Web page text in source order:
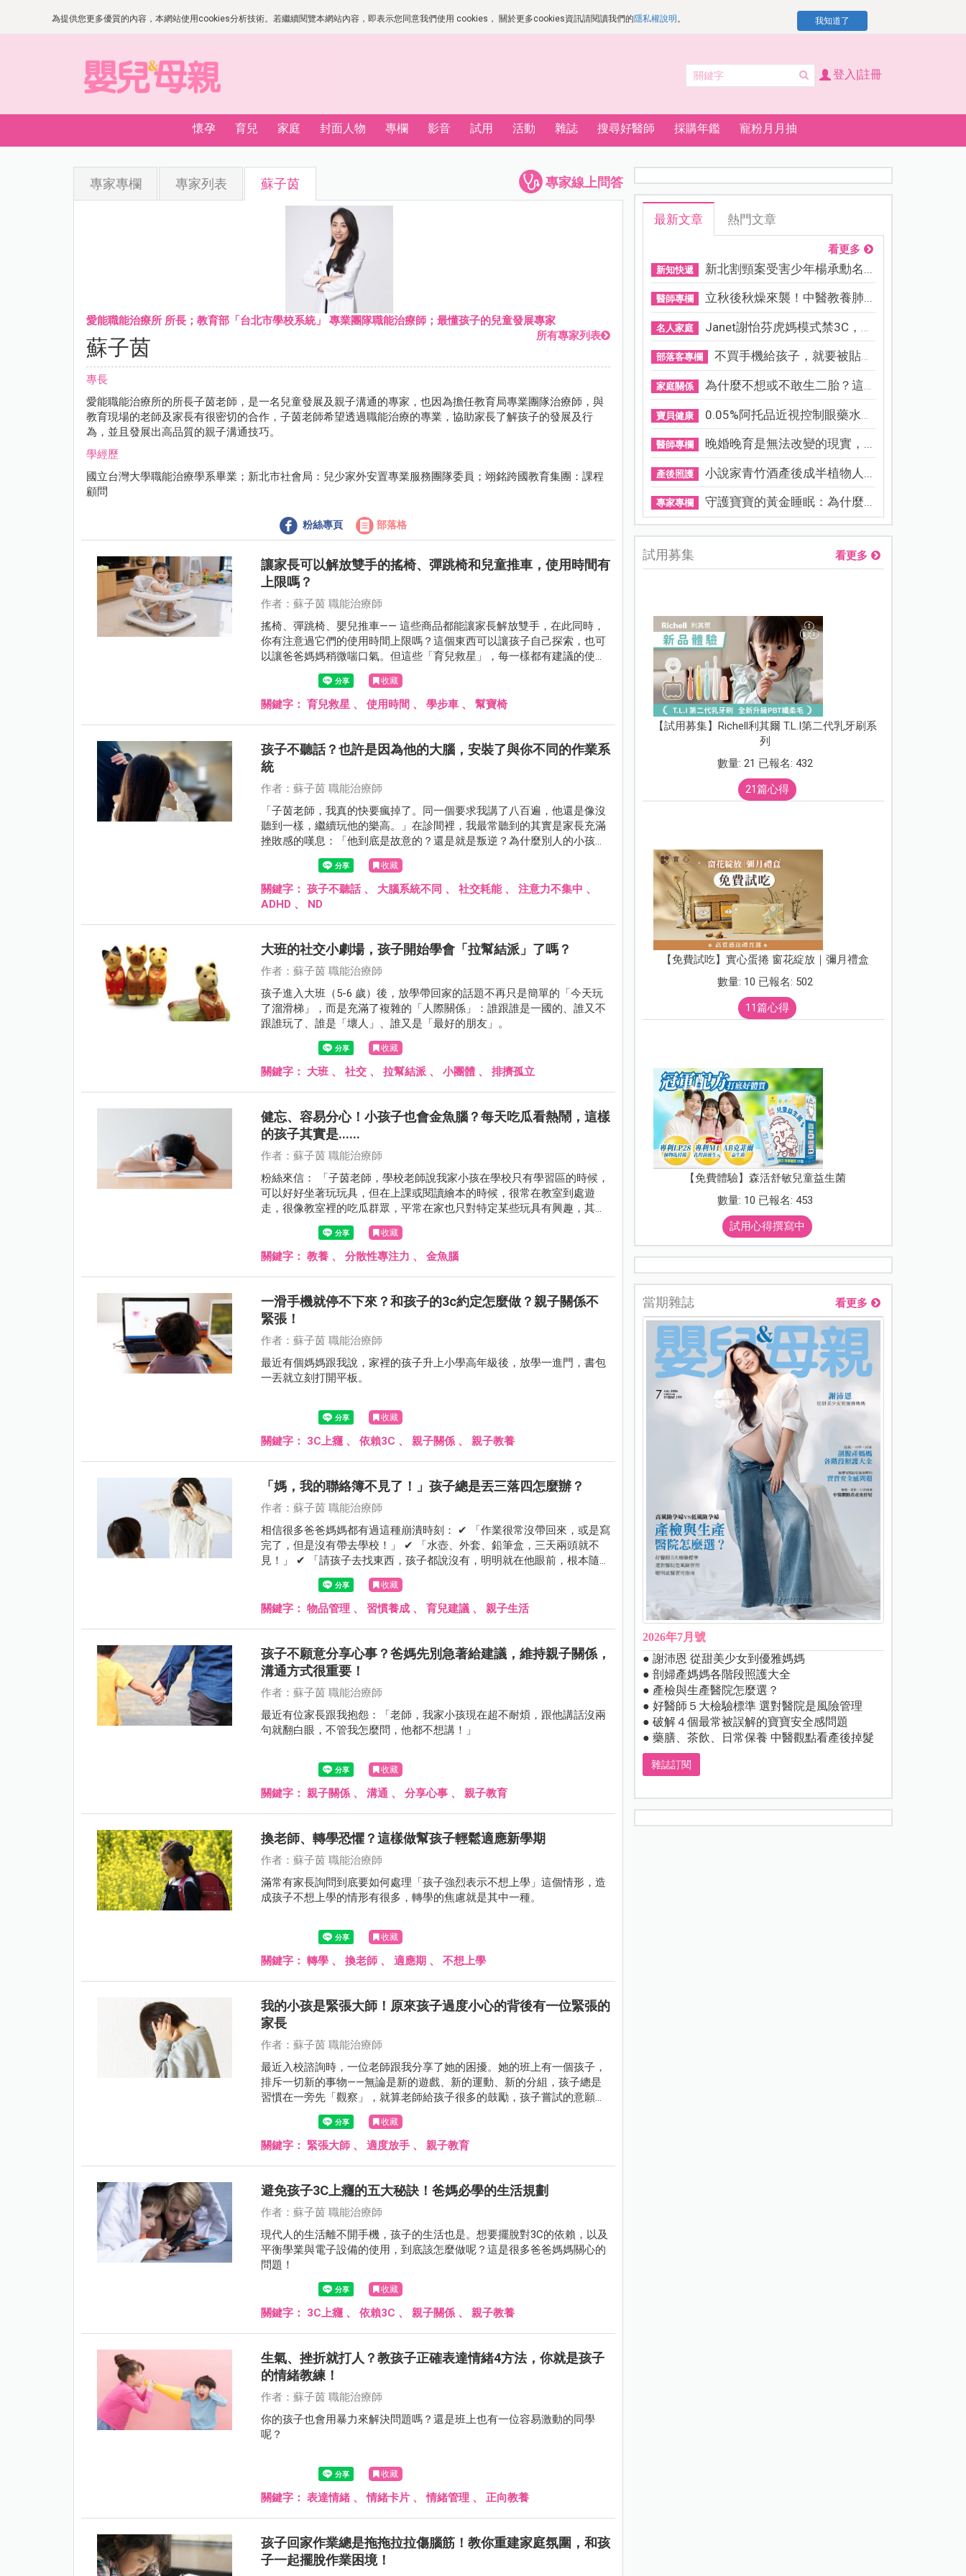
為提供您更多優質的內容，本網站使用cookies分析技術。若繼續閱覽本網站內容，即表示您同意我們使用 cookies， 關於更多cookies資訊請閱讀我們的隱私權說明 。 我知道了
登入|註冊
懷孕 育兒 家庭 封面人物 專欄 影音 試用 活動 雜誌 搜尋好醫師 採購年鑑 寵粉月月抽
專家線上問答
專家專欄 專家列表 蘇子茵
愛能職能治療所 所長；教育部「台北市學校系統」 專業團隊職能治療師；最懂孩子的兒童發展專家
所有專家列表
蘇子茵
專長
愛能職能治療所的所長子茵老師，是一名兒童發展及親子溝通的專家，也因為擔任教育局專業團隊治療師，與
教育現場的老師及家長有很密切的合作，子茵老師希望透過職能治療的專業，協助家長了解孩子的發展及行
為，並且發展出高品質的親子溝通技巧。
學經歷
國立台灣大學職能治療學系畢業；新北市社會局：兒少家外安置專業服務團隊委員；翊銘跨國教育集團：課程
顧問
粉絲專頁 部落格
讓家長可以解放雙手的搖椅、彈跳椅和兒童推車，使用時間有
上限嗎？
作者：蘇子茵 職能治療師
搖椅、彈跳椅、嬰兒推車—— 這些商品都能讓家長解放雙手，在此同時，
你有注意過它們的使用時間上限嗎？這個東西可以讓孩子自己探索，也可
以讓爸爸媽媽稍微喘口氣。但這些「育兒救星」，每一樣都有建議的使用
收藏
關鍵字： 育兒救星 、 使用時間 、 學步車 、 幫寶椅
孩子不聽話？也許是因為他的大腦，安裝了與你不同的作業系
統
作者：蘇子茵 職能治療師
「子茵老師，我真的快要瘋掉了。同一個要求我講了八百遍，他還是像沒
聽到一樣，繼續玩他的樂高。」在診間裡，我最常聽到的其實是家長充滿
挫敗感的嘆息：「他到底是故意的？還是就是叛逆？為什麼別人的小孩講
一次就動？」
收藏
關鍵字： 孩子不聽話、 大腦系統不同 、 社交耗能、 注意力不集中 、
ADHD 、 ND
大班的社交小劇場，孩子開始學會「拉幫結派」了嗎？
作者：蘇子茵 職能治療師
孩子進入大班（5-6 歲）後，放學帶回家的話題不再只是簡單的「今天玩
了溜滑梯」，而是充滿了複雜的「人際關係」：誰跟誰是一國的、誰又不
跟誰玩了、誰是「壞人」、誰又是「最好的朋友」。
收藏
關鍵字： 大班 、 社交 、 拉幫結派 、 小團體 、 排擠孤立
健忘、容易分心！小孩子也會金魚腦？每天吃瓜看熱鬧，這樣
的孩子其實是......
作者：蘇子茵 職能治療師
粉絲來信： 「子茵老師，學校老師說我家小孩在學校只有學習區的時候，
可以好好坐著玩玩具，但在上課或閱讀繪本的時候，很常在教室到處遊
走，很像教室裡的吃瓜群眾，平常在家也只對特定某些玩具有興趣，其他
的也都玩不到三分鐘就會跑走，請問這樣是注意力出問題嗎？」
收藏
關鍵字： 教養 、 分散性專注力 、 金魚腦
一滑手機就停不下來？和孩子的3c約定怎麼做？親子關係不
緊張！
作者：蘇子茵 職能治療師
最近有個媽媽跟我說，家裡的孩子升上小學高年級後，放學一進門，書包
一丟就立刻打開平板。
收藏
關鍵字： 3C上癮 、 依賴3C 、 親子關係 、 親子教養
「媽，我的聯絡簿不見了！」孩子總是丟三落四怎麼辦？
作者：蘇子茵 職能治療師
相信很多爸爸媽媽都有過這種崩潰時刻： ✔ 「作業很常沒帶回來，或是寫
完了，但是沒有帶去學校！」 ✔ 「水壺、外套、鉛筆盒，三天兩頭就不
見！」 ✔ 「請孩子去找東西，孩子都說沒有，明明就在他眼前，根本隨便
找！」 其實，孩子「丟三落四」的背後，並不只是個性馬虎那麼簡單。
收藏
關鍵字： 物品管理 、 習慣養成 、 育兒建議 、 親子生活
孩子不願意分享心事？爸媽先別急著給建議，維持親子關係，
溝通方式很重要！
作者：蘇子茵 職能治療師
最近有位家長跟我抱怨：「老師，我家小孩現在超不耐煩，跟他講話沒兩
句就翻白眼，不管我怎麼問，他都不想講！」
收藏
關鍵字： 親子關係 、 溝通 、 分享心事 、 親子教育
換老師、轉學恐懼？這樣做幫孩子輕鬆適應新學期
作者：蘇子茵 職能治療師
滿常有家長詢問到底要如何處理「孩子強烈表示不想上學」這個情形，造
成孩子不想上學的情形有很多，轉學的焦慮就是其中一種。
收藏
關鍵字： 轉學 、 換老師 、 適應期 、 不想上學
我的小孩是緊張大師！原來孩子過度小心的背後有一位緊張的
家長
作者：蘇子茵 職能治療師
最近入校諮詢時，一位老師跟我分享了她的困擾。她的班上有一個孩子，
排斥一切新的事物——無論是新的遊戲、新的運動、新的分組，孩子總是
習慣在一旁先「觀察」，就算老師給孩子很多的鼓勵，孩子嘗試的意願還
收藏
關鍵字： 緊張大師 、 適度放手 、 親子教育
避免孩子3C上癮的五大秘訣！爸媽必學的生活規劃
作者：蘇子茵 職能治療師
現代人的生活離不開手機，孩子的生活也是。想要擺脫對3C的依賴，以及
平衡學業與電子設備的使用，到底該怎麼做呢？這是很多爸爸媽媽關心的
問題！
收藏
關鍵字： 3C上癮 、 依賴3C 、 親子關係 、 親子教養
生氣、挫折就打人？教孩子正確表達情緒4方法，你就是孩子
的情緒教練！
作者：蘇子茵 職能治療師
你的孩子也會用暴力來解決問題嗎？還是班上也有一位容易激動的同學
呢？
收藏
關鍵字： 表達情緒 、情緒卡片 、情緒管理 、 正向教養
孩子回家作業總是拖拖拉拉傷腦筋！教你重建家庭氛圍，和孩
子一起擺脫作業困境！
最新文章 熱門文章
看更多
新知快遞 新北割頸案受害少年楊承勳名...
醫師專欄 立秋後秋燥來襲！中醫教養肺...
名人家庭 Janet謝怡芬虎媽模式禁3C，看...
部落客專欄 不買手機給孩子，就要被貼「...
家庭關係 為什麼不想或不敢生二胎？這8...
寶貝健康 0.05%阿托品近視控制眼藥水納...
醫師專欄 晚婚晚育是無法改變的現實，...
產後照護 小說家青竹酒產後成半植物人...
專家專欄 守護寶寶的黃金睡眠：為什麼...
試用募集 看更多
【試用募集】Richell利其爾 T.L.I第二代乳牙刷系
列
數量: 21 已報名: 432
21篇心得
【免費試吃】實心蛋捲 窗花綻放｜彌月禮盒
數量: 10 已報名: 502
11篇心得
【免費體驗】森活舒敏兒童益生菌
數量: 10 已報名: 453
試用心得撰寫中
當期雜誌 看更多
2026年7月號
● 謝沛恩 從甜美少女到優雅媽媽
● 剖婦產媽媽各階段照護大全
● 產檢與生產醫院怎麼選？
● 好醫師５大檢驗標準 選對醫院是風險管理
● 破解４個最常被誤解的寶寶安全感問題
● 藥膳、茶飲、日常保養 中醫觀點看產後掉髮
雜誌訂閱